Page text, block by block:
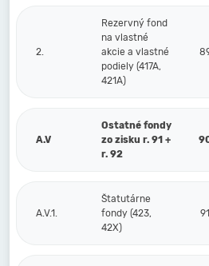
2.
Rezervný fond
na vlastné
akcie a vlastné
podiely (417A,
421A)
A.V
Ostatné fondy
zo zisku r. 91 +
r. 92
A.V.1.
Štatutárne
fondy (423,
42X)
91